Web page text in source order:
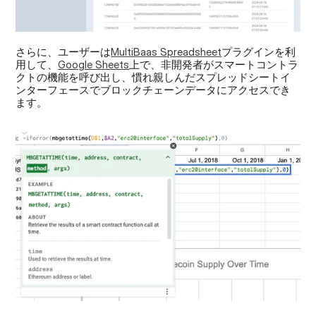
さらに、ユーザーはMultiBaas Spreadsheetプラグインを利
用して、Google Sheets 上で、非開発者がスマートコントラ
クトの機能を呼び出し、慣れ親しんだスプレッドシートイ
ンターフェースでブロックチェーンデータにアクセスでき
ます。